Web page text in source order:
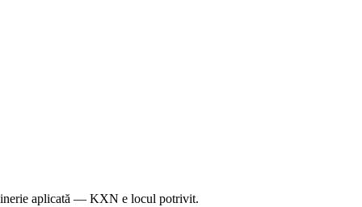
aplicată — KXN e locul potrivit.